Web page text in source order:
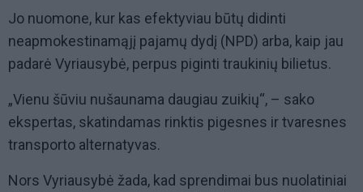
Jo nuomone, kur kas efektyviau būtų didinti
neapmokestinamąjį pajamų dydį (NPD) arba, kaip jau
padarė Vyriausybė, perpus piginti traukinių bilietus.
„Vienu šūviu nušaunama daugiau zuikių“, – sako
ekspertas, skatindamas rinktis pigesnes ir tvaresnes
transporto alternatyvas.
Nors Vyriausybė žada, kad sprendimai bus nuolatiniai